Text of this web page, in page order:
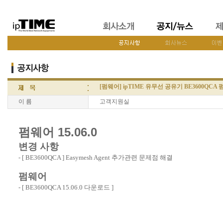
[펌웨어] ipTIME 유무선 공유기 BE3600QCA
이 름 고객지원실
펌웨어 15.06.0
변경 사항
- [ BE3600QCA ] Easymesh Agent 추가관련 문제점 해결
펌웨어
- [ BE3600QCA 15.06.0 다운로드 ]